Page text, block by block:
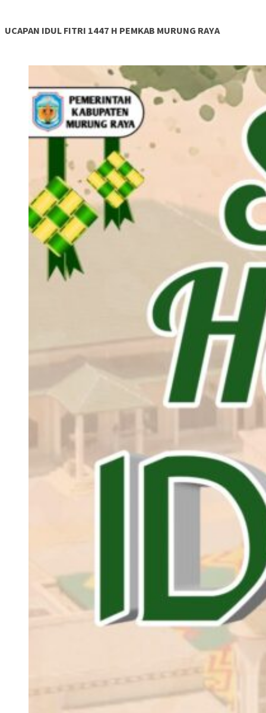
UCAPAN IDUL FITRI 1447 H PEMKAB MURUNG RAYA